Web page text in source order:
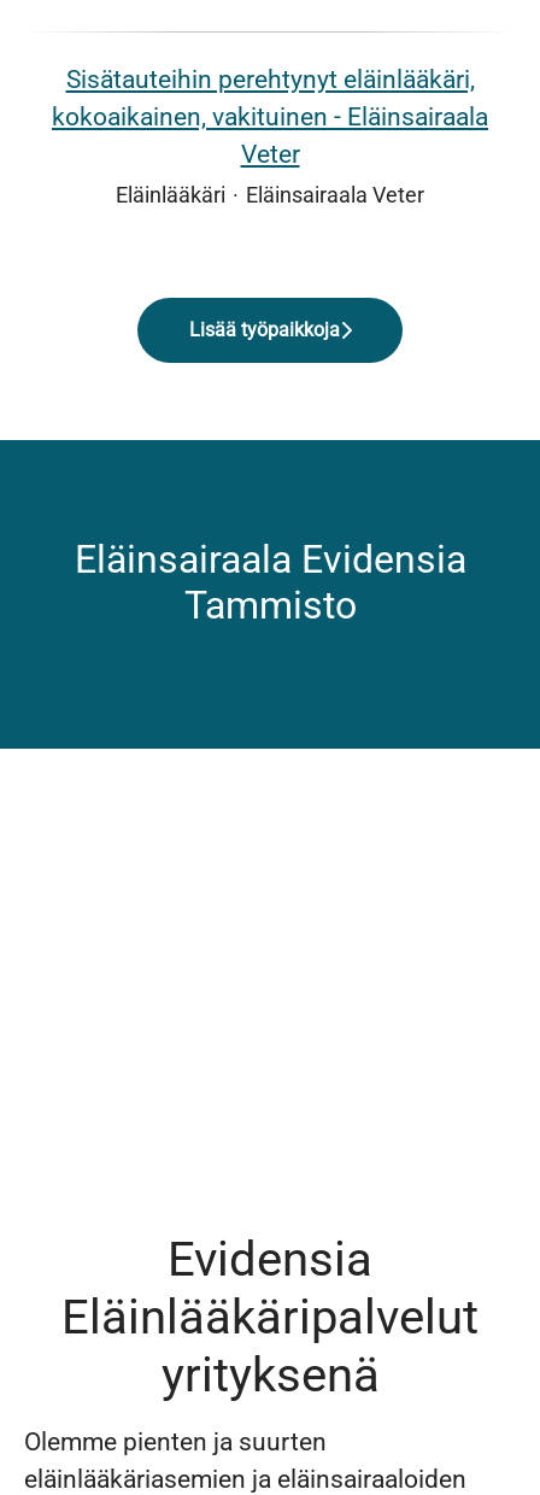
Sisätauteihin perehtynyt eläinlääkäri,
kokoaikainen, vakituinen - Eläinsairaala
Veter
Eläinlääkäri · Eläinsairaala Veter
Lisää työpaikkoja
Eläinsairaala Evidensia
Tammisto
Evidensia
Eläinlääkäripalvelut
yrityksenä
Olemme pienten ja suurten
eläinlääkäriasemien ja eläinsairaaloiden